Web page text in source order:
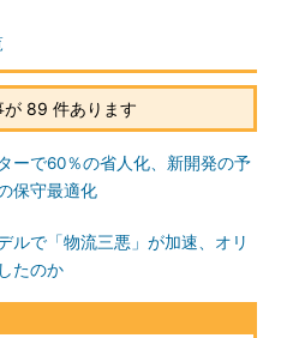
が 89 件あります
ーで60％の省人化、新開発の予
保守最適化
ルで「物流三悪」が加速、オリ
たのか